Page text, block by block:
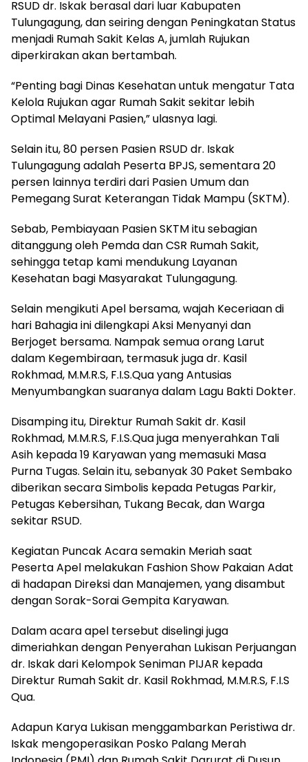
RSUD dr. Iskak berasal dari luar Kabupaten
Tulungagung, dan seiring dengan Peningkatan Status
menjadi Rumah Sakit Kelas A, jumlah Rujukan
diperkirakan akan bertambah.
“Penting bagi Dinas Kesehatan untuk mengatur Tata
Kelola Rujukan agar Rumah Sakit sekitar lebih
Optimal Melayani Pasien,” ulasnya lagi.
Selain itu, 80 persen Pasien RSUD dr. Iskak
Tulungagung adalah Peserta BPJS, sementara 20
persen lainnya terdiri dari Pasien Umum dan
Pemegang Surat Keterangan Tidak Mampu (SKTM).
Sebab, Pembiayaan Pasien SKTM itu sebagian
ditanggung oleh Pemda dan CSR Rumah Sakit,
sehingga tetap kami mendukung Layanan
Kesehatan bagi Masyarakat Tulungagung.
Selain mengikuti Apel bersama, wajah Keceriaan di
hari Bahagia ini dilengkapi Aksi Menyanyi dan
Berjoget bersama. Nampak semua orang Larut
dalam Kegembiraan, termasuk juga dr. Kasil
Rokhmad, M.M.R.S, F.I.S.Qua yang Antusias
Menyumbangkan suaranya dalam Lagu Bakti Dokter.
Disamping itu, Direktur Rumah Sakit dr. Kasil
Rokhmad, M.M.R.S, F.I.S.Qua juga menyerahkan Tali
Asih kepada 19 Karyawan yang memasuki Masa
Purna Tugas. Selain itu, sebanyak 30 Paket Sembako
diberikan secara Simbolis kepada Petugas Parkir,
Petugas Kebersihan, Tukang Becak, dan Warga
sekitar RSUD.
Kegiatan Puncak Acara semakin Meriah saat
Peserta Apel melakukan Fashion Show Pakaian Adat
di hadapan Direksi dan Manajemen, yang disambut
dengan Sorak-Sorai Gempita Karyawan.
Dalam acara apel tersebut diselingi juga
dimeriahkan dengan Penyerahan Lukisan Perjuangan
dr. Iskak dari Kelompok Seniman PIJAR kepada
Direktur Rumah Sakit dr. Kasil Rokhmad, M.M.R.S, F.I.S
Qua.
Adapun Karya Lukisan menggambarkan Peristiwa dr.
Iskak mengoperasikan Posko Palang Merah